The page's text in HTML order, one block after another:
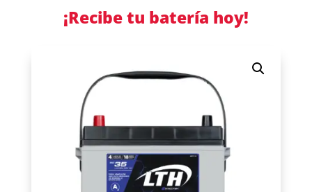
¡Recibe tu batería hoy!